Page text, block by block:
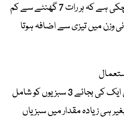
یہ بات پہلے ہی معلوم ہوچکی ہے کہ ہر رات 7 گھنٹے سے کم
وزن میں تیزی سے اضافہ ہوتا
دوپہر یا رات کے کھانے میں ایک کی بجائے 3 سبزیوں کو شامل
ہی زیادہ مقدار میں سبزیاں